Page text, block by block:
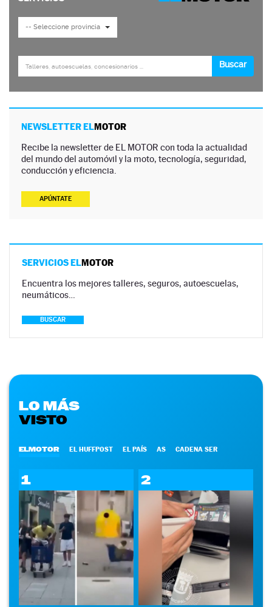
NEWSLETTER ELMOTOR
Recibe la newsletter de EL MOTOR con toda la actualidad
del mundo del automóvil y la moto, tecnología, seguridad,
conducción y eficiencia.
APÚNTATE
SERVICIOS ELMOTOR
Encuentra los mejores talleres, seguros, autoescuelas,
neumáticos…
BUSCAR
LO MÁS
VISTO
ELMOTOR EL HUFFPOST EL PAÍS AS CADENA SER
1 2